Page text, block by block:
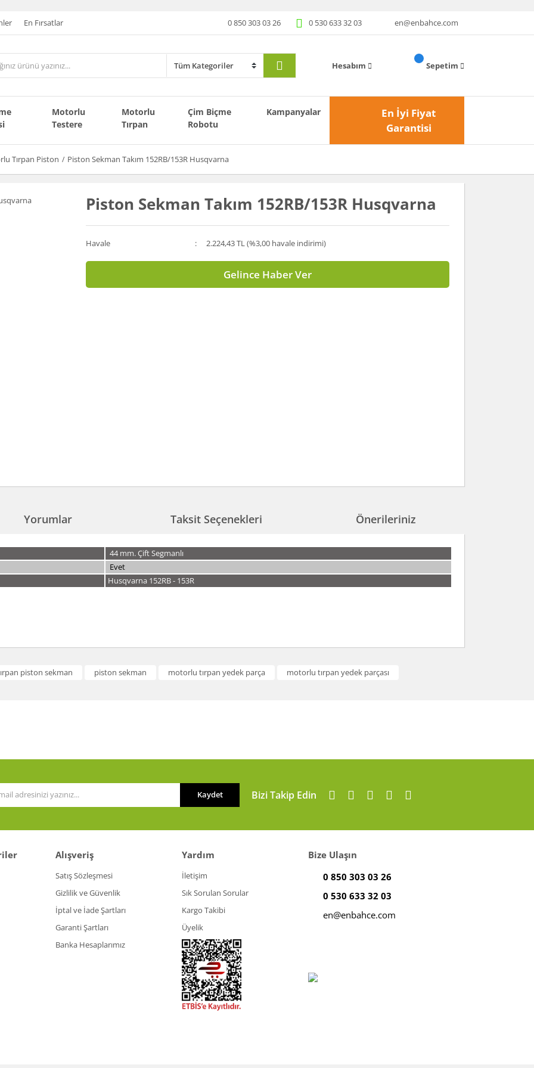
En Fırsatlar 0 850 303 03 26 0 530 633 32 03 en@enbahce.com
Hesabım Sepetim
Motorlu
Testere
Motorlu
Tırpan
Çim Biçme
Robotu
Kampanyalar
En İyi Fiyat
Garantisi
Tırpan Piston Piston Sekman Takım 152RB/153R Husqvarna
Piston Sekman Takım 152RB/153R Husqvarna
Havale 2.224,43 TL (%3,00 havale indirimi)
Gelince Haber Ver
Yorumlar Taksit Seçenekleri Önerileriniz
44 mm. Çift Segmanlı
Evet
Husqvarna 152RB - 153R
piston sekman piston sekman motorlu tırpan yedek parça motorlu tırpan yedek parçası
Kaydet Bizi Takip Edin
Alışveriş
Satış Sözleşmesi
Gizlilik ve Güvenlik
İptal ve İade Şartları
Garanti Şartları
Banka Hesaplarımız
Yardım
İletişim
Sık Sorulan Sorular
Kargo Takibi
Üyelik
Bize Ulaşın
0 850 303 03 26
0 530 633 32 03
en@enbahce.com